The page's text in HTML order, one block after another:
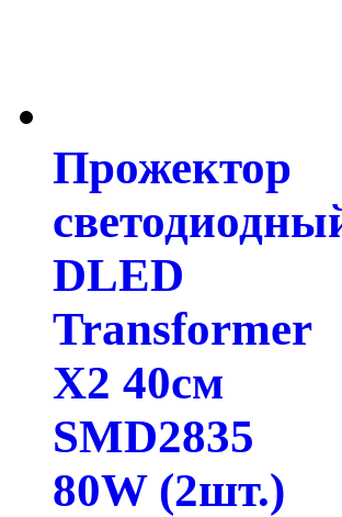
Прожектор
DLED
Transformer
X2 40см
SMD2835
80W (2шт.)